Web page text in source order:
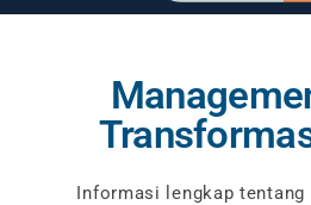
Informasi lengkap tentang